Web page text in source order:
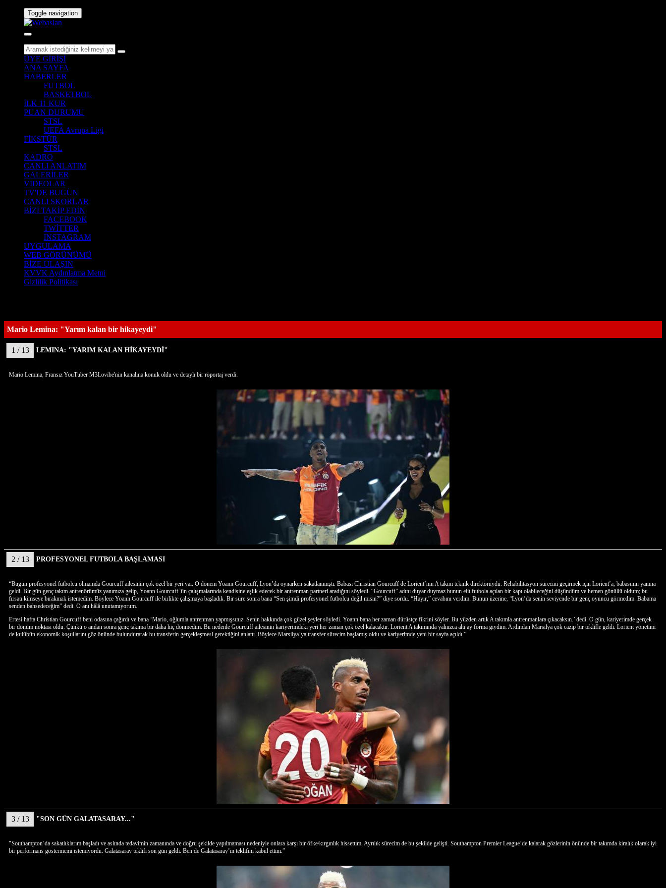
Toggle navigation
ÜYE GİRİŞİ
ANA SAYFA
HABERLER
FUTBOL
BASKETBOL
İLK 11 KUR
PUAN DURUMU
STSL
UEFA Avrupa Ligi
FİKSTÜR
STSL
KADRO
CANLI ANLATIM
GALERİLER
VİDEOLAR
TV'DE BUGÜN
CANLI SKORLAR
BİZİ TAKİP EDİN
FACEBOOK
TWİTTER
INSTAGRAM
UYGULAMA
WEB GÖRÜNÜMÜ
BİZE ULAŞIN
KVVK Aydınlatma Metni
Gizlilik Politikası
Mario Lemina: "Yarım kalan bir hikayeydi"
1 / 13 LEMINA: "YARIM KALAN HİKAYEYDİ"
Mario Lemina, Fransız YouTuber M3Lovibe'nin kanalına konuk oldu ve detaylı bir röportaj verdi.
2 / 13 PROFESYONEL FUTBOLA BAŞLAMASI
“Bugün profesyonel futbolcu olmamda Gourcuff ailesinin çok özel bir yeri var. O dönem Yoann Gourcuff, Lyon’da oynarken sakatlanmıştı. Babası Christian Gourcuff de Lorient’nın A takım teknik direktörüydü. Rehabilitasyon sürecini geçirmek için Lorient’a, babasının yanına
geldi. Bir gün genç takım antrenörümüz yanımıza gelip, Yoann Gourcuff’ün çalışmalarında kendisine eşlik edecek bir antrenman partneri aradığını söyledi. “Gourcuff” adını duyar duymaz bunun elit futbola açılan bir kapı olabileceğini düşündüm ve hemen gönüllü oldum; bu
fırsatı kimseye bırakmak istemedim. Böylece Yoann Gourcuff ile birlikte çalışmaya başladık. Bir süre sonra bana “Sen şimdi profesyonel futbolcu değil misin?” diye sordu. “Hayır,” cevabını verdim. Bunun üzerine, “Lyon’da senin seviyende bir genç oyuncu görmedim. Babama
senden bahsedeceğim” dedi. O anı hâlâ unutamıyorum.
Ertesi hafta Christian Gourcuff beni odasına çağırdı ve bana ‘Mario, oğlumla antrenman yapmışsınız. Senin hakkında çok güzel şeyler söyledi. Yoann bana her zaman dürüstçe fikrini söyler. Bu yüzden artık A takımla antrenmanlara çıkacaksın.’ dedi. O gün, kariyerimde gerçek
bir dönüm noktası oldu. Çünkü o andan sonra genç takıma bir daha hiç dönmedim. Bu nedenle Gourcuff ailesinin kariyerimdeki yeri her zaman çok özel kalacaktır. Lorient A takımında yalnızca altı ay forma giydim. Ardından Marsilya çok cazip bir teklifle geldi. Lorient yönetimi
de kulübün ekonomik koşullarını göz önünde bulundurarak bu transferin gerçekleşmesi gerektiğini anlattı. Böylece Marsilya’ya transfer sürecim başlamış oldu ve kariyerimde yeni bir sayfa açıldı.”
3 / 13 "SON GÜN GALATASARAY..."
"Southampton’da sakatlıklarım başladı ve aslında tedavimin zamanında ve doğru şekilde yapılmaması nedeniyle onlara karşı bir öfke/kırgınlık hissettim. Ayrılık sürecim de bu şekilde gelişti. Southampton Premier League’de kalarak gözlerinin önünde bir takımda kiralık olarak iyi
bir performans göstermemi istemiyordu. Galatasaray teklifi son gün geldi. Ben de Galatasaray’ın teklifini kabul ettim.”